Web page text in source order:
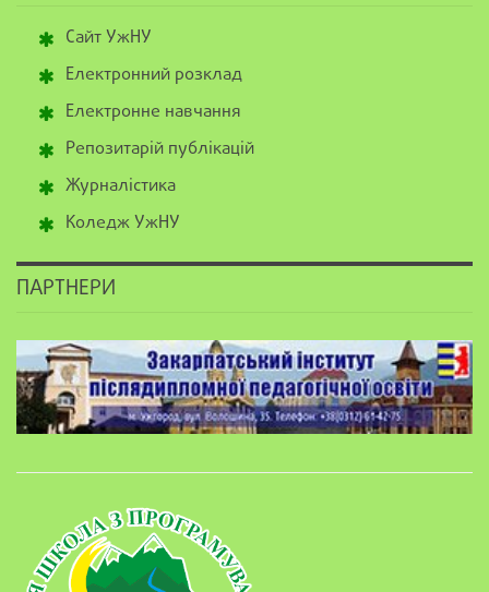
Сайт УжНУ
Електронний розклад
Електронне навчання
Репозитарій публікацій
Журналістика
Коледж УжНУ
ПАРТНЕРИ